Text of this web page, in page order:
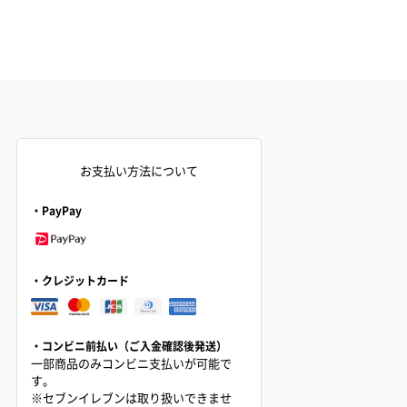
お支払い方法について
・PayPay
・クレジットカード
・コンビニ前払い（ご入金確認後発送）
一部商品のみコンビニ支払いが可能で
す。
※セブンイレブンは取り扱いできませ